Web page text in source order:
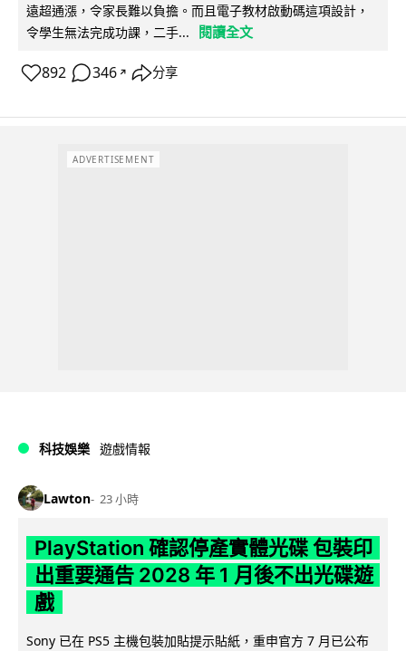
遠超通漲，令家長難以負擔。而且電子教材啟動碼這項設計，
令學生無法完成功課，二手...
閱讀全文
892 346 ↗ 分享
ADVERTISEMENT
科技娛樂 遊戲情報
Lawton 23 小時
PlayStation 確認停產實體光碟 包裝印
出重要通告 2028 年 1 月後不出光碟遊
戲
Sony 已在 PS5 主機包裝加貼提示貼紙，重申官方 7 月已公布